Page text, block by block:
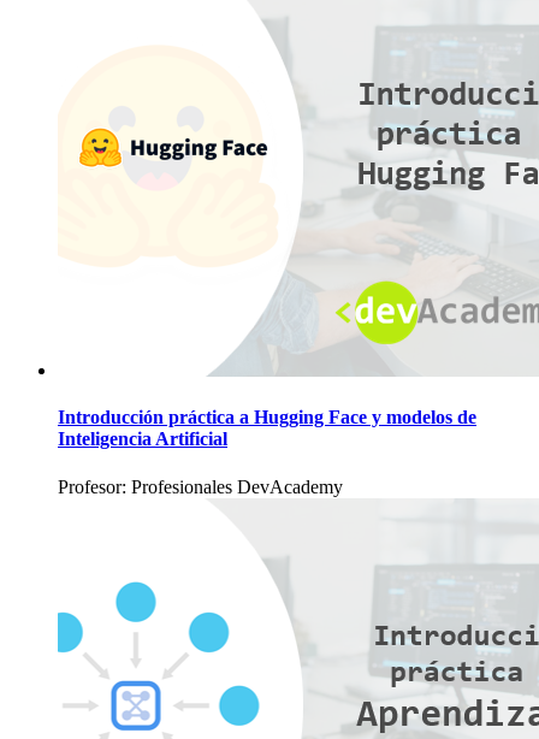
Introducción práctica a Hugging Face y modelos de
Inteligencia Artificial
Profesor: Profesionales DevAcademy